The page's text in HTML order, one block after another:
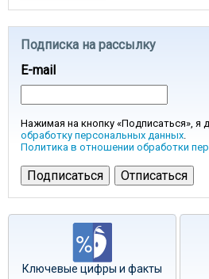
Подписка на рассылку
E-mail
Нажимая на кнопку «Подписаться», я
обработку персональных данных.
Политика в отношении обработки
Ключевые цифры и факты